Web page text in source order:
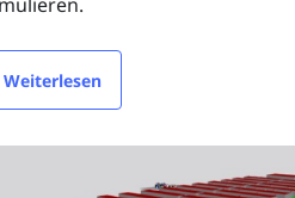
Weiterlesen